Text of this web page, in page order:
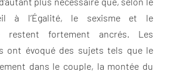
à l’Égalité, le sexisme et le
restent fortement ancrés. Les
ont évoqué des sujets tels que le
dans le couple, la montée du